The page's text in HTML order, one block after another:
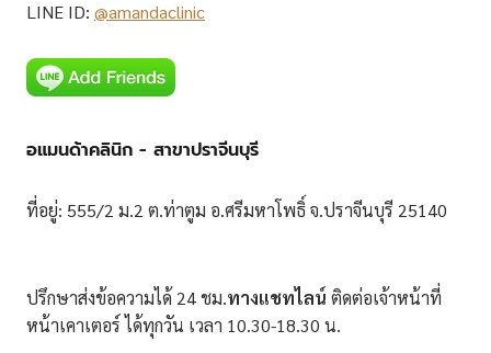
LINE ID: @amandaclinic
อแมนด้าคลินิก - สาขาปราจีนบุรี
ที่อยู่: 555/2 ม.2 ต.ท่าตูม อ.ศรีมหาโพธิ์ จ.ปราจีนบุรี 25140
ปรึกษาส่งข้อความได้ 24 ชม.ทางแชทไลน์ ติดต่อเจ้าหน้าที่
หน้าเคาเตอร์ ได้ทุกวัน เวลา 10.30-18.30 น.